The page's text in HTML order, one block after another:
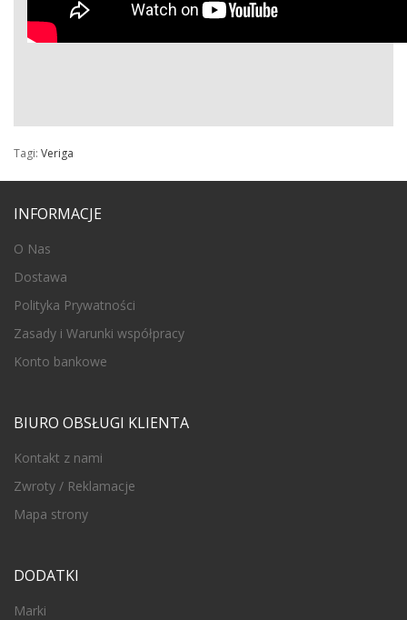
Tagi: Veriga
INFORMACJE
O Nas
Dostawa
Polityka Prywatności
Zasady i Warunki współpracy
Konto bankowe
BIURO OBSŁUGI KLIENTA
Kontakt z nami
Zwroty / Reklamacje
Mapa strony
DODATKI
Marki